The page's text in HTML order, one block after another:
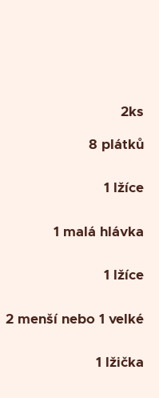
2ks
8 plátků
1 lžíce
1 malá hlávka
1 lžíce
2 menší nebo 1 velké
1 lžička